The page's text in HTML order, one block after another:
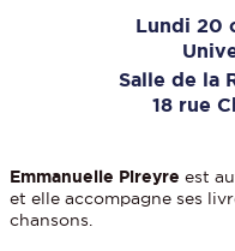
Lundi 20
Salle de la
18 rue
Emmanuelle Pireyre est
et elle accompagne ses
chansons.